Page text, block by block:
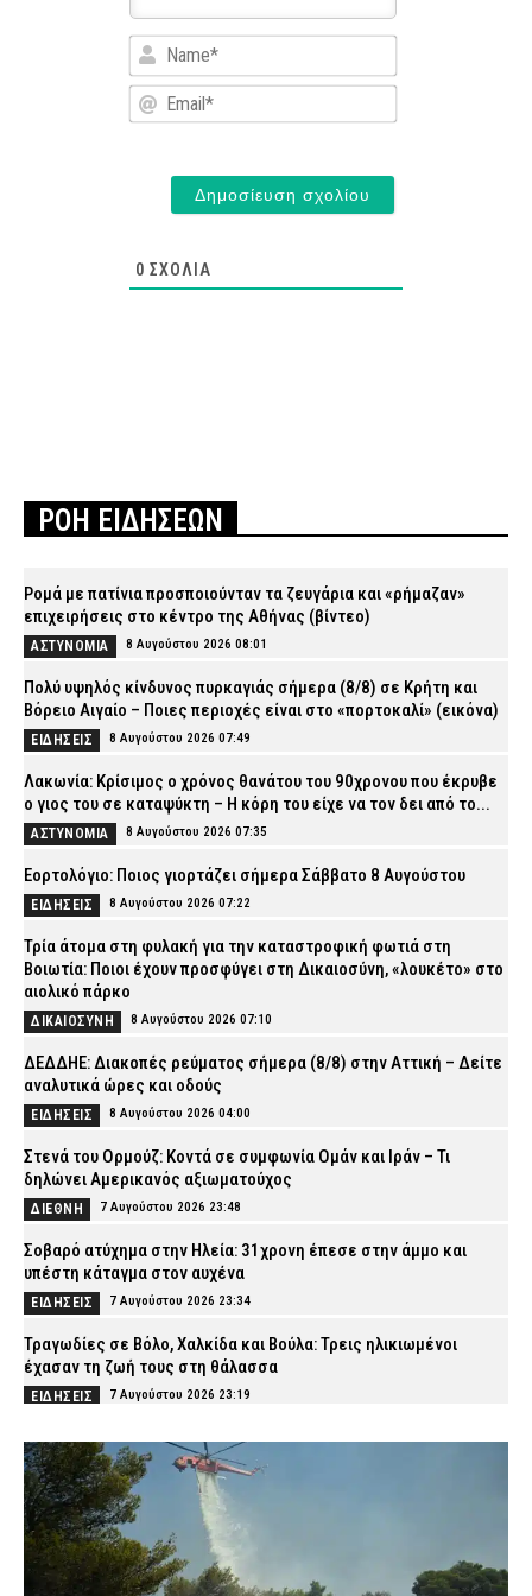
Name*
Email*
0 ΣΧΌΛΙΑ
ΡΟΗ ΕΙΔΗΣΕΩΝ
Ρομά με πατίνια προσποιούνταν τα ζευγάρια και «ρήμαζαν»
επιχειρήσεις στο κέντρο της Αθήνας (βίντεο)
ΑΣΤΥΝΟΜΙΑ 8 Αυγούστου 2026 08:01
Πολύ υψηλός κίνδυνος πυρκαγιάς σήμερα (8/8) σε Κρήτη και
Βόρειο Αιγαίο – Ποιες περιοχές είναι στο «πορτοκαλί» (εικόνα)
ΕΙΔΗΣΕΙΣ 8 Αυγούστου 2026 07:49
Λακωνία: Κρίσιμος ο χρόνος θανάτου του 90χρονου που έκρυβε
ο γιος του σε καταψύκτη – Η κόρη του είχε να τον δει από το...
ΑΣΤΥΝΟΜΙΑ 8 Αυγούστου 2026 07:35
Εορτολόγιο: Ποιος γιορτάζει σήμερα Σάββατο 8 Αυγούστου
ΕΙΔΗΣΕΙΣ 8 Αυγούστου 2026 07:22
Τρία άτομα στη φυλακή για την καταστροφική φωτιά στη
Βοιωτία: Ποιοι έχουν προσφύγει στη Δικαιοσύνη, «λουκέτο» στο
αιολικό πάρκο
ΔΙΚΑΙΟΣΥΝΗ 8 Αυγούστου 2026 07:10
ΔΕΔΔΗΕ: Διακοπές ρεύματος σήμερα (8/8) στην Αττική – Δείτε
αναλυτικά ώρες και οδούς
ΕΙΔΗΣΕΙΣ 8 Αυγούστου 2026 04:00
Στενά του Ορμούζ: Κοντά σε συμφωνία Ομάν και Ιράν – Τι
δηλώνει Αμερικανός αξιωματούχος
ΔΙΕΘΝΗ 7 Αυγούστου 2026 23:48
Σοβαρό ατύχημα στην Ηλεία: 31χρονη έπεσε στην άμμο και
υπέστη κάταγμα στον αυχένα
ΕΙΔΗΣΕΙΣ 7 Αυγούστου 2026 23:34
Τραγωδίες σε Βόλο, Χαλκίδα και Βούλα: Τρεις ηλικιωμένοι
έχασαν τη ζωή τους στη θάλασσα
ΕΙΔΗΣΕΙΣ 7 Αυγούστου 2026 23:19
Χανιά: Αστυνομικοί παρίσταναν τους τουρίστες και συνέλαβαν
παρκαδόρο – Πήρε τη θέση του ο ιδιοκτήτης και συνελήφθη και
αυτός
ΑΣΤΥΝΟΜΙΑ 7 Αυγούστου 2026 23:05
Πύργος: Φίδι εμφανίστηκε στα Επείγοντα του νοσοκομείου και
προκάλεσε αναστάτωση